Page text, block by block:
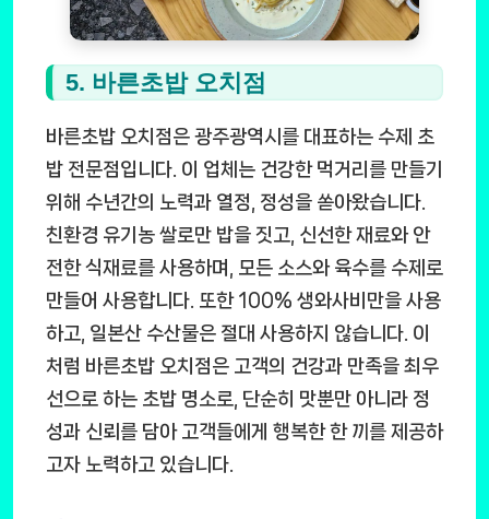
5. 바른초밥 오치점
바른초밥 오치점은 광주광역시를 대표하는 수제 초
밥 전문점입니다. 이 업체는 건강한 먹거리를 만들기
위해 수년간의 노력과 열정, 정성을 쏟아왔습니다.
친환경 유기농 쌀로만 밥을 짓고, 신선한 재료와 안
전한 식재료를 사용하며, 모든 소스와 육수를 수제로
만들어 사용합니다. 또한 100% 생와사비만을 사용
하고, 일본산 수산물은 절대 사용하지 않습니다. 이
처럼 바른초밥 오치점은 고객의 건강과 만족을 최우
선으로 하는 초밥 명소로, 단순히 맛뿐만 아니라 정
성과 신뢰를 담아 고객들에게 행복한 한 끼를 제공하
고자 노력하고 있습니다.